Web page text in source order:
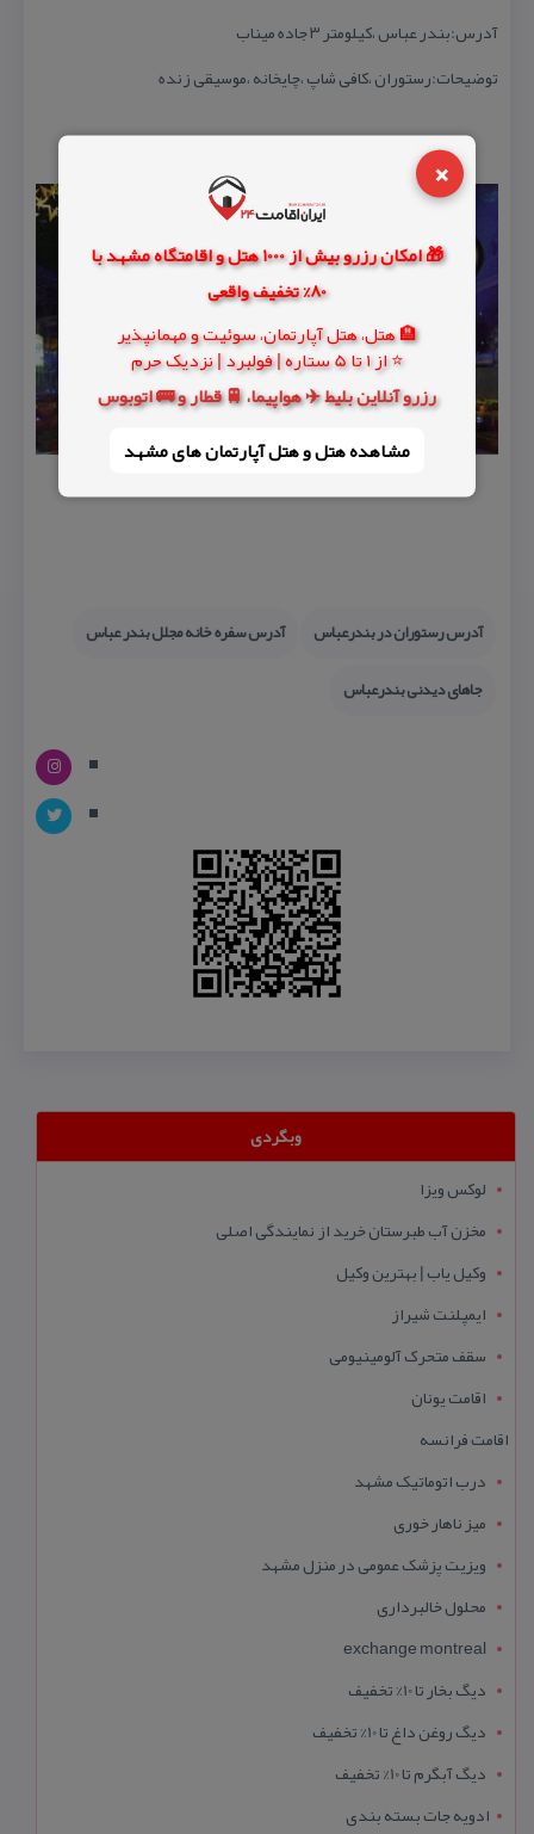
×
🎁 امکان رزرو بیش از 1000 هتل و اقامتگاه مشهد با
80% تخفیف واقعی
🏨 هتل، هتل آپارتمان، سوئیت و مهمانپذیر
⭐ از 1 تا 5 ستاره | فولبرد | نزدیک حرم
رزرو آنلاین بلیط ✈️ هواپیما، 🚆 قطار و 🚌 اتوبوس
مشاهده هتل و هتل‌ آپارتمان های مشهد
آدرس:بندر عباس ،كیلومتر ۳ جاده میناب
توضیحات:رستوران ،كافی شاپ ،چایخانه ،موسیقی زنده
آدرس رستوران در بندرعباس
آدرس سفره خانه مجلل بندر عباس
جاهای دیدنی بندرعباس
وبگردی
لوکس ویزا
مخزن آب طبرستان خرید از نمایندگی اصلی
وکیل یاب | بهترین وکیل
ایمپلنت شیراز
سقف متحرک آلومینیومی
اقامت یونان
اقامت فرانسه
درب اتوماتیک مشهد
میز ناهار خوری
ویزیت پزشک عمومی در منزل مشهد
محلول خالبرداری
exchange montreal
دیگ بخار تا 10% تخفیف
دیگ روغن داغ تا 10% تخفیف
دیگ آبگرم تا 10% تخفیف
ادویه جات بسته بندی